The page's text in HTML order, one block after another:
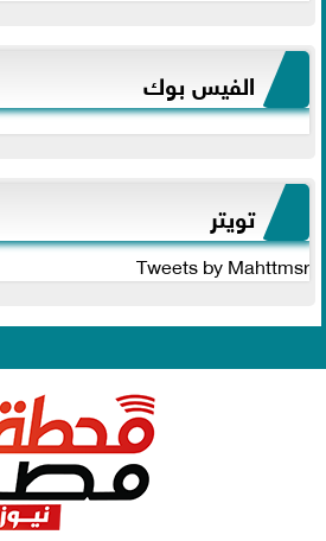
الفيس بوك
تويتر
Tweets by Mahttmsr